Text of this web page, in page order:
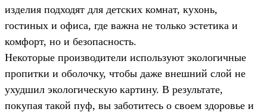
изделия подходят для детских комнат, кухонь,
гостиных и офиса, где важна не только эстетика и
комфорт, но и безопасность.
Некоторые производители используют экологичные
пропитки и оболочку, чтобы даже внешний слой не
ухудшил экологическую картину. В результате,
покупая такой пуф, вы заботитесь о своем здоровье и